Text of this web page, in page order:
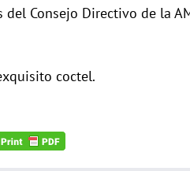
Consejo Directivo de la
coctel.